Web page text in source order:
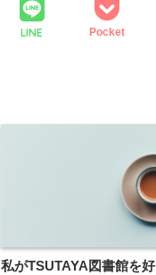
LINE Pocket
私がTSUTAYA図書館を